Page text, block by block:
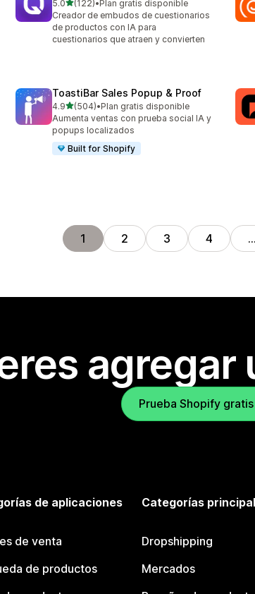
5.0de 5 estrellas
(122)
122 reseñas en total
•Plan gratis disponible
Creador de embudos de cuestionarios
de productos con IA para
cuestionarios que atraen y convierten
ToastiBar Sales Popup & Proof
4.9de 5 estrellas
(504)
504 reseñas en total
•Plan gratis disponible
Aumenta ventas con prueba social IA y
popups localizados
Built for Shopify
1 2 3 4 …
agregar
Prueba Shopify
de aplicaciones
de venta
de productos
Categorías
Dropshipping
Mercados